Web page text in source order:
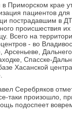
Приморском крае
пациентов для
пострадавшим в
происшествия
Всего на
- во
Арсеньеве,
Спасске-
Хасанской
Серебряков
таки произошло,
подоспеет